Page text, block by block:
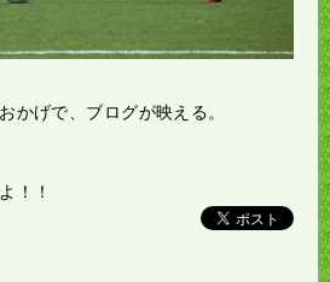
かげで、ブログが映える。
！！